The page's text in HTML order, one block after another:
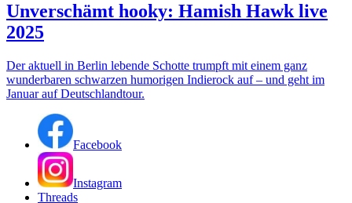
Unverschämt hooky: Hamish Hawk live
2025
Der aktuell in Berlin lebende Schotte trumpft mit einem ganz
wunderbaren schwarzen humorigen Indierock auf – und geht im
Januar auf Deutschlandtour.
Facebook
Instagram
Threads